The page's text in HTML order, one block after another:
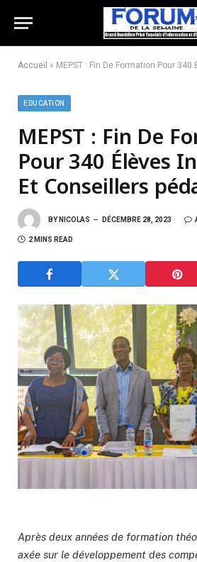
Accueil » MEPST : Fin De Formation Pour 340 Élèves
EDUCATION
MEPST : Fin De
Pour 340 Élèves
Et Conseillers
BY NICOLAS DÉCEMBRE 28, 2023
2 MINS READ
Après deux années de formation
axée sur le développement des